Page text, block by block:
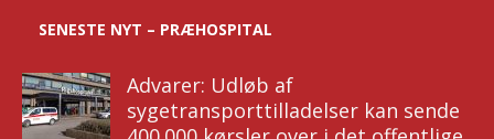
SENESTE NYT – PRÆHOSPITAL
Advarer: Udløb af
sygetransporttilladelser kan sende